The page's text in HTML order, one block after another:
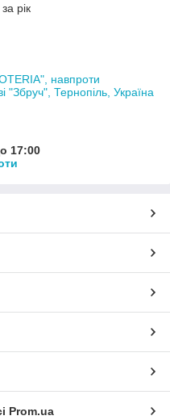
рік
навпроти
Тернопіль, Україна
17:00
Prom.ua